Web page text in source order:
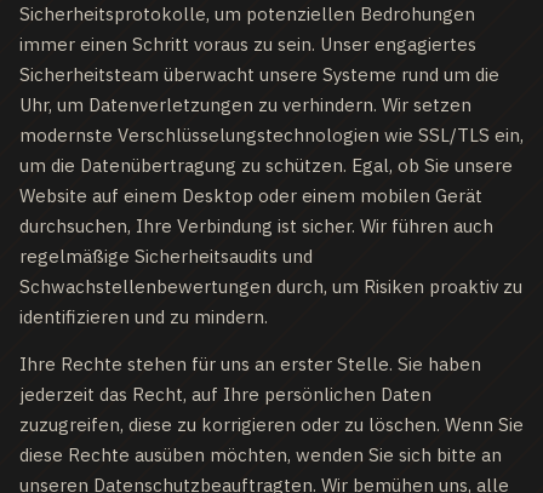
Sicherheitsprotokolle, um potenziellen Bedrohungen
immer einen Schritt voraus zu sein. Unser engagiertes
Sicherheitsteam überwacht unsere Systeme rund um die
Uhr, um Datenverletzungen zu verhindern. Wir setzen
modernste Verschlüsselungstechnologien wie SSL/TLS ein,
um die Datenübertragung zu schützen. Egal, ob Sie unsere
Website auf einem Desktop oder einem mobilen Gerät
durchsuchen, Ihre Verbindung ist sicher. Wir führen auch
regelmäßige Sicherheitsaudits und
Schwachstellenbewertungen durch, um Risiken proaktiv zu
identifizieren und zu mindern.
Ihre Rechte stehen für uns an erster Stelle. Sie haben
jederzeit das Recht, auf Ihre persönlichen Daten
zuzugreifen, diese zu korrigieren oder zu löschen. Wenn Sie
diese Rechte ausüben möchten, wenden Sie sich bitte an
unseren Datenschutzbeauftragten. Wir bemühen uns, alle